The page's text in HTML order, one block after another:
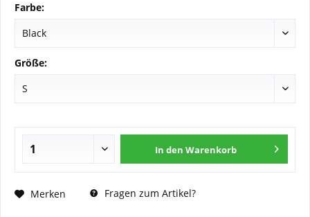
Farbe:
Größe:
In den Warenkorb
Merken Fragen zum Artikel?